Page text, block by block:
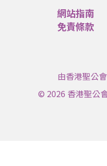
網站指南
免責條款
由香港聖公
© 2026 香港聖公